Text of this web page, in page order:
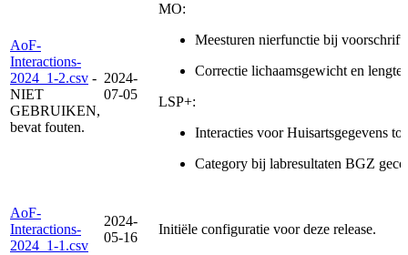
AoF-
Interactions-
2024_1-2.csv -
NIET
GEBRUIKEN,
bevat fouten.
2024-
07-05
MO:
Meesturen nierfunctie bij voorschrift
Correctie lichaamsgewicht en
LSP+:
Interacties voor Huisartsgegevens
Category bij labresultaten BGZ
AoF-
Interactions-
2024_1-1.csv
2024-
05-16
Initiële configuratie voor deze release.